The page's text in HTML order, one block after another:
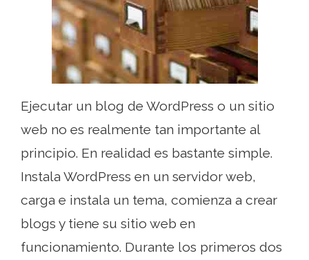
Ejecutar un blog de WordPress o un sitio
web no es realmente tan importante al
principio. En realidad es bastante simple.
Instala WordPress en un servidor web,
carga e instala un tema, comienza a crear
blogs y tiene su sitio web en
funcionamiento. Durante los primeros dos